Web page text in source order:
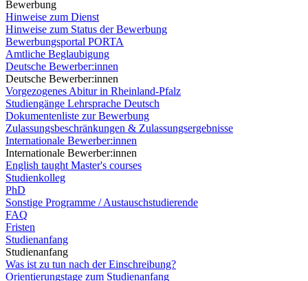
Bewerbung
Hinweise zum Dienst
Hinweise zum Status der Bewerbung
Bewerbungsportal PORTA
Amtliche Beglaubigung
Deutsche Bewerber:innen
Deutsche Bewerber:innen
Vorgezogenes Abitur in Rheinland-Pfalz
Studiengänge Lehrsprache Deutsch
Dokumentenliste zur Bewerbung
Zulassungsbeschränkungen & Zulassungsergebnisse
Internationale Bewerber:innen
Internationale Bewerber:innen
English taught Master's courses
Studienkolleg
PhD
Sonstige Programme / Austauschstudierende
FAQ
Fristen
Studienanfang
Studienanfang
Was ist zu tun nach der Einschreibung?
Orientierungstage zum Studienanfang